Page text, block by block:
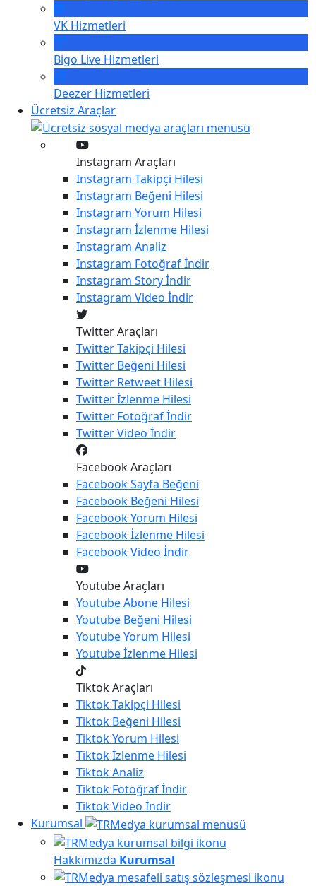
VK Hizmetleri
Bigo Live Hizmetleri
Deezer Hizmetleri
Ücretsiz Araçlar
Instagram Araçları
Instagram Takipçi Hilesi
Instagram Beğeni Hilesi
Instagram Yorum Hilesi
Instagram İzlenme Hilesi
Instagram Analiz
Instagram Fotoğraf İndir
Instagram Story İndir
Instagram Video İndir
Twitter Araçları
TwitterTakipçi Hilesi
Twitter Beğeni Hilesi
Twitter Retweet Hilesi
Twitterİzlenme Hilesi
Twitter Fotoğraf İndir
TwitterVideo İndir
Facebook Araçları
FacebookSayfa Beğeni
Facebook Beğeni Hilesi
FacebookYorum Hilesi
Facebookİzlenme Hilesi
FacebookVideo İndir
Youtube Araçları
YoutubeAbone Hilesi
Youtube Beğeni Hilesi
YoutubeYorum Hilesi
Youtubeİzlenme Hilesi
Tiktok Araçları
TiktokTakipçi Hilesi
Tiktok Beğeni Hilesi
TiktokYorum Hilesi
Tiktokİzlenme Hilesi
TiktokAnaliz
Tiktok Fotoğraf İndir
TiktokVideo İndir
Kurumsal
Hakkımızda Kurumsal